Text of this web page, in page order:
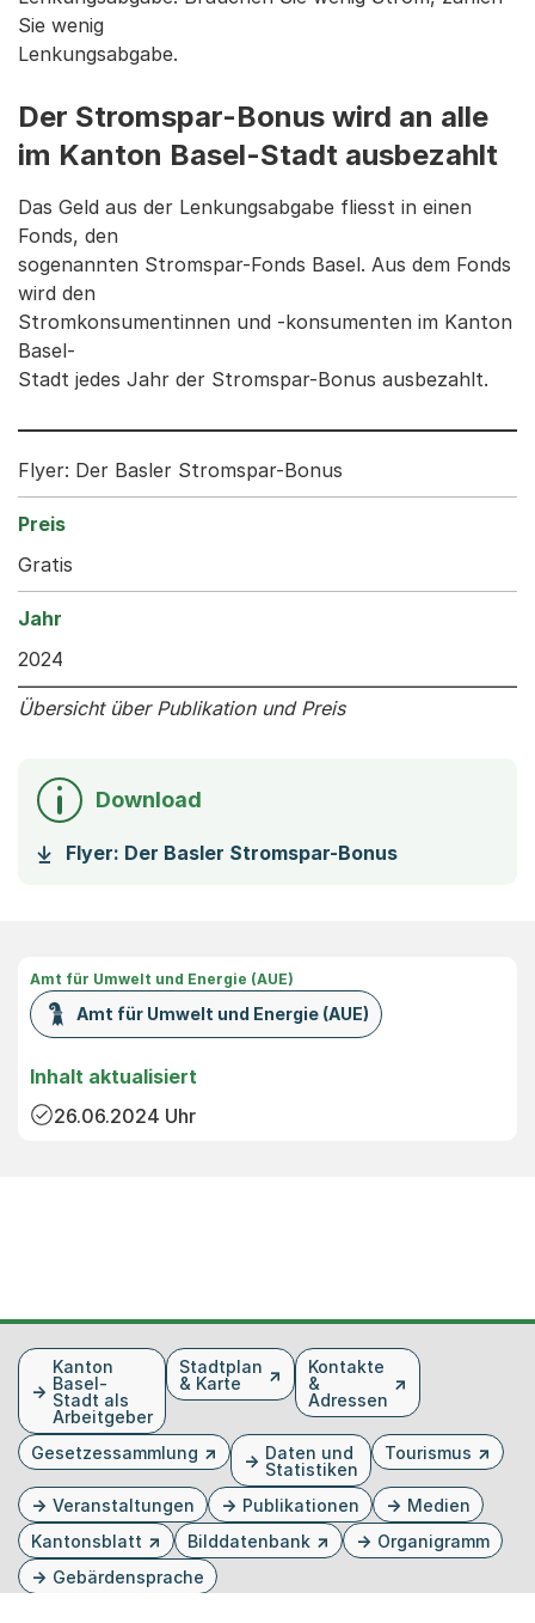
Sie wenig
Lenkungsabgabe.
Der Stromspar-Bonus wird an alle
im Kanton Basel-Stadt ausbezahlt
Das Geld aus der Lenkungsabgabe fliesst in einen
Fonds, den
sogenannten Stromspar-Fonds Basel. Aus dem Fonds
wird den
Stromkonsumentinnen und -konsumenten im Kanton
Basel-
Stadt jedes Jahr der Stromspar-Bonus ausbezahlt.
Flyer: Der Basler Stromspar-Bonus
Gratis
2024
Übersicht über Publikation und Preis
Download
Flyer: Der Basler Stromspar-Bonus(Startet einen
Amt für Umwelt und Energie (AUE)
Amt für Umwelt und Energie (AUE)
Inhalt aktualisiert
26.06.2024 Uhr
FusszeileKanton
Basel-
Stadt als
Arbeitgeber
Stadtplan
& Karte
Kontakte
&
Adressen
Gesetzessammlung
Daten und
Statistiken
Tourismus
Veranstaltungen Publikationen
Medien
Kantonsblatt
Bilddatenbank
Organigramm
Gebärdensprache